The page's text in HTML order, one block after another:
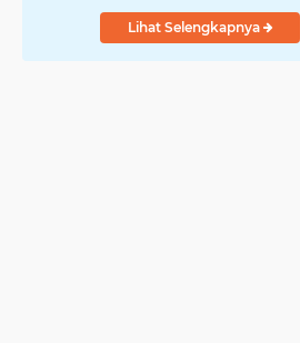
Lihat Selengkapnya